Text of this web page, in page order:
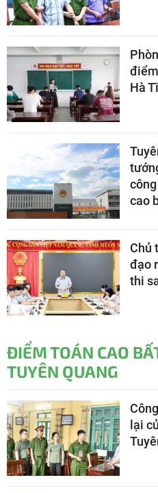
Hà
cao
Chủ
đạo
thi
ĐIỂM TOÁN CAO
TUYÊN QUANG
lại